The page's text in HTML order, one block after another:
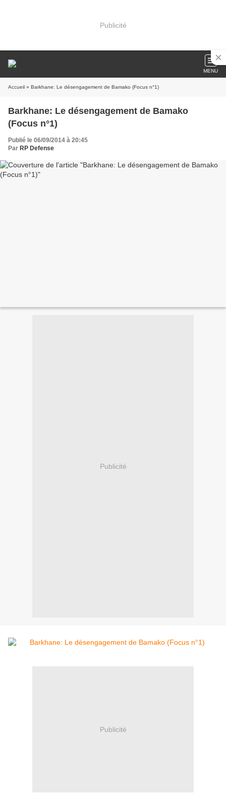
Publicité
MENU
Accueil » Barkhane: Le désengagement de Bamako (Focus n°1)
Barkhane: Le désengagement de Bamako
(Focus n°1)
Publié le 06/09/2014 à 20:45
Par RP Defense
Publicité
Publicité